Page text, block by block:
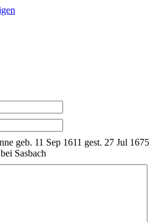
geb. 11 Sep 1611 gest. 27 Jul 1675
Sasbach